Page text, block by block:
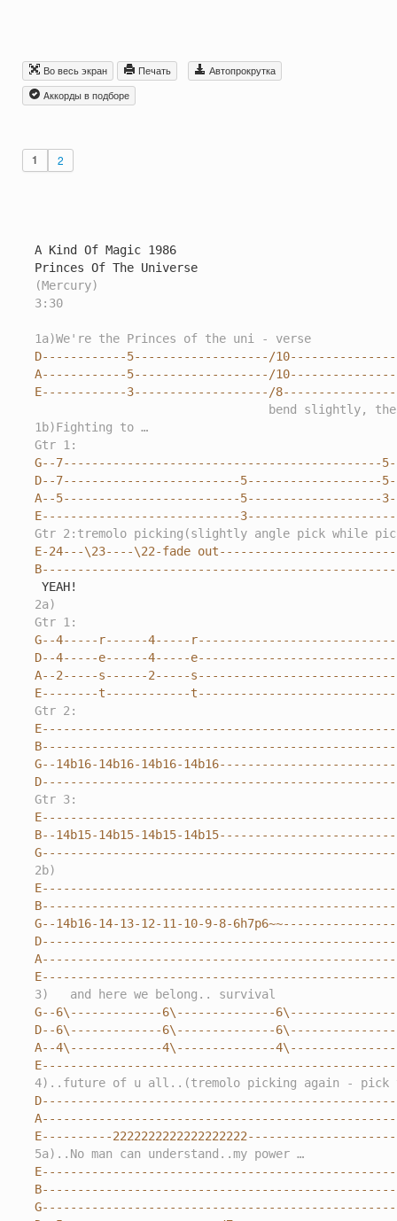
Во весь экран Печать
Автопрокрутка
Aккорды в подборе
1 2
A Kind Of Magic 1986
(Mercury)
3:30
1a)We're the Princes of the uni - verse
D------------5-------------------/
A------------5-------------------/
E------------3-------------------/
bend slightly,
1b)Fighting to …
Gtr 1:
G--7---------------------------------------------
D--7-------------------------5-------------------
A--5-------------------------5-------------------
E----------------------------
Gtr 2:tremolo picking(slightly angle pick while
E-24---\23----\22-fade
2a)
Gtr 1:
G--4-----r------4-----
D--4-----e------4-----
A--2-----s------2-----
E--------t------------
Gtr 2:
G--14b16-14b16-14b16-
Gtr 3:
B--14b15-14b15-14b15-
2b)
G--14b16-14-13-12-11-10-9-8-
3)   and here we belong.. survival
G--6\-------------6\--------------
D--6\-------------6\--------------
A--4\-------------4\--------------
4)..future of u all..(tremolo picking again - pick
E----------
5a)..No man can understand..my power …